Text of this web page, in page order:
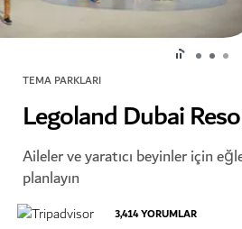
TEMA PARKLARI
Legoland Dubai
Aileler ve yaratıcı beyinler için
planlayın
3,414YORUMLAR